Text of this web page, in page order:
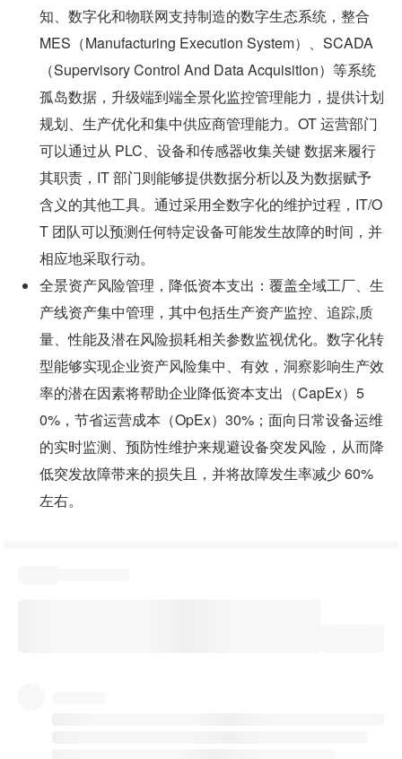
知、数字化和物联网支持制造的数字生态系统，整合
MES（Manufacturing Execution System）、SCADA
（Supervisory Control And Data Acquisition）等系统
孤岛数据，升级端到端全景化监控管理能力，提供计划
规划、生产优化和集中供应商管理能力。OT 运营部门
可以通过从 PLC、设备和传感器收集关键 数据来履行
其职责，IT 部门则能够提供数据分析以及为数据赋予
含义的其他工具。通过采用全数字化的维护过程，IT/O
T 团队可以预测任何特定设备可能发生故障的时间，并
相应地采取行动。
全景资产风险管理，降低资本支出：覆盖全域工厂、生
产线资产集中管理，其中包括生产资产监控、追踪,质
量、性能及潜在风险损耗相关参数监视优化。数字化转
型能够实现企业资产风险集中、有效，洞察影响生产效
率的潜在因素将帮助企业降低资本支出（CapEx）5
0%，节省运营成本（OpEx）30%；面向日常设备运维
的实时监测、预防性维护来规避设备突发风险，从而降
低突发故障带来的损失且，并将故障发生率减少 60%
左右。